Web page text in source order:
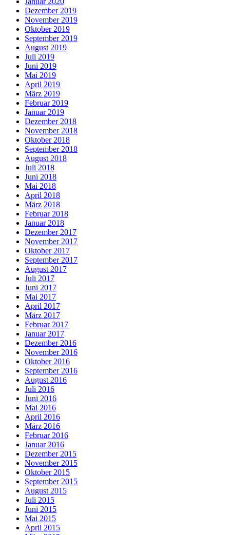
Dezember 2019
November 2019
Oktober 2019
September 2019
August 2019
Juli 2019
Juni 2019
Mai 2019
April 2019
März 2019
Februar 2019
Januar 2019
Dezember 2018
November 2018
Oktober 2018
September 2018
August 2018
Juli 2018
Juni 2018
Mai 2018
April 2018
März 2018
Februar 2018
Januar 2018
Dezember 2017
November 2017
Oktober 2017
September 2017
August 2017
Juli 2017
Juni 2017
Mai 2017
April 2017
März 2017
Februar 2017
Januar 2017
Dezember 2016
November 2016
Oktober 2016
September 2016
August 2016
Juli 2016
Juni 2016
Mai 2016
April 2016
März 2016
Februar 2016
Januar 2016
Dezember 2015
November 2015
Oktober 2015
September 2015
August 2015
Juli 2015
Juni 2015
Mai 2015
April 2015